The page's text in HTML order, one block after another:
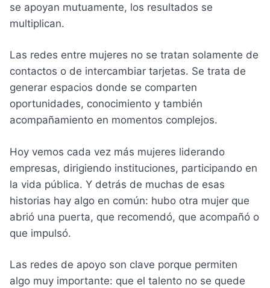
se apoyan mutuamente, los resultados se
multiplican.
Las redes entre mujeres no se tratan solamente de
contactos o de intercambiar tarjetas. Se trata de
generar espacios donde se comparten
oportunidades, conocimiento y también
acompañamiento en momentos complejos.
Hoy vemos cada vez más mujeres liderando
empresas, dirigiendo instituciones, participando en
la vida pública. Y detrás de muchas de esas
historias hay algo en común: hubo otra mujer que
abrió una puerta, que recomendó, que acompañó o
que impulsó.
Las redes de apoyo son clave porque permiten
algo muy importante: que el talento no se quede